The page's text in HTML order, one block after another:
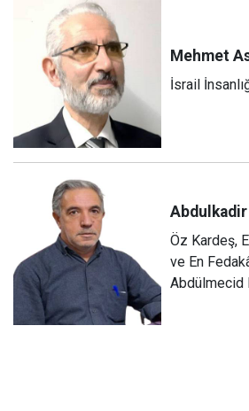
Mehmet
İsrail
Abdulkadir
Öz Kardeş,
ve En
Abdülmecid